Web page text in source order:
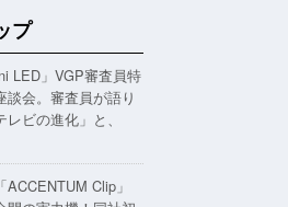
プ
LED」VGP審査員特
談会。審査員が語り
ビの進化」と、
Clip」